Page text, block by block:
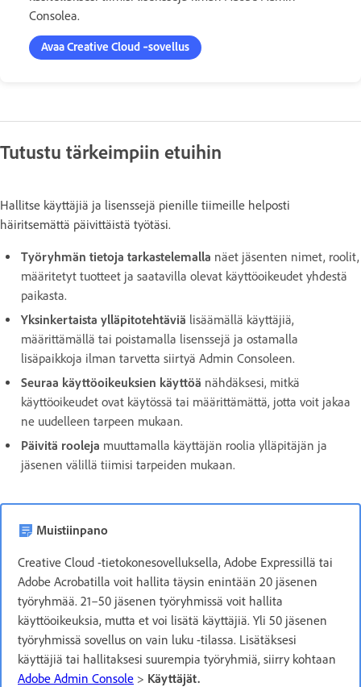
Consolea.
Avaa Creative Cloud ‑sovellus
Tutustu tärkeimpiin etuihin
Hallitse käyttäjiä ja lisenssejä pienille tiimeille helposti
häiritsemättä päivittäistä työtäsi.
Työryhmän tietoja tarkastelemalla näet jäsenten nimet, roolit,
määritetyt tuotteet ja saatavilla olevat käyttöoikeudet yhdestä
paikasta.
Yksinkertaista ylläpitotehtäviä lisäämällä käyttäjiä,
määrittämällä tai poistamalla lisenssejä ja ostamalla
lisäpaikkoja ilman tarvetta siirtyä Admin Consoleen.
Seuraa käyttöoikeuksien käyttöä nähdäksesi, mitkä
käyttöoikeudet ovat käytössä tai määrittämättä, jotta voit jakaa
ne uudelleen tarpeen mukaan.
Päivitä rooleja muuttamalla käyttäjän roolia ylläpitäjän ja
jäsenen välillä tiimisi tarpeiden mukaan.
Muistiinpano
Creative Cloud -tietokonesovelluksella, Adobe Expressillä tai
Adobe Acrobatilla voit hallita täysin enintään 20 jäsenen
työryhmää. 21–50 jäsenen työryhmissä voit hallita
käyttöoikeuksia, mutta et voi lisätä käyttäjiä. Yli 50 jäsenen
työryhmissä sovellus on vain luku -tilassa. Lisätäksesi
käyttäjiä tai hallitaksesi suurempia työryhmiä, siirry kohtaan
Adobe Admin Console > Käyttäjät.